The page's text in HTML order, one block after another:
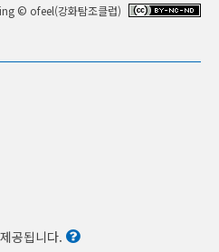
© ofeel(강화탐조클럽)
공됩니다.